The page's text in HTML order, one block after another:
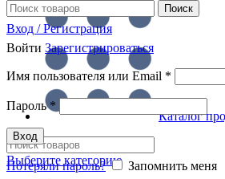
Каталог
Выберите категорию
Поиск
Вход / Регистрация
Войти Зарегистрироваться
Имя пользователя или Email *
Пароль*
Вход
Потеряли пароль? Запомнить меня